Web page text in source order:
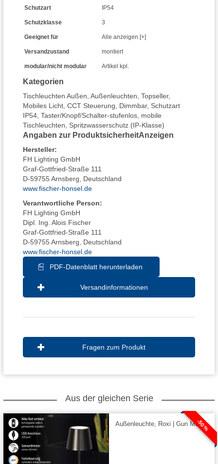
Kategorien
Tischleuchten Außen Außenleuchten Topseller,
Mobiles Licht CCT Steuerung Dimmbar, Schutzart
IP54 Taster/Knopf/Schalter-stufenlos mobile
Tischleuchten
Spritzwasserschutz (IP-Klasse)
Angaben zur ProduktsicherheitAnzeigen
Hersteller:
FH Lighting GmbH
Graf-Gottfried-Straße 111
D-59755 Arnsberg, Deutschland
www.fischer-honsel.de
Verantwortliche Person:
FH Lighting GmbH
Dipl. Ing. Alois Fischer
Graf-Gottfried-Straße 111
D-59755 Arnsberg, Deutschland
www.fischer-honsel.de
PDF-Datenblatt herunterladen
Versandinformationen
Schutzart IP54
Schutzklasse 3
Geeignet für Alle anzeigen [+]
Versandzustand montiert
modular/nicht modular Artikel kpl.
Fragen zum Produkt
Aus der gleichen Serie
-50 %
Außenleuchte, Roxi | Gun Metal